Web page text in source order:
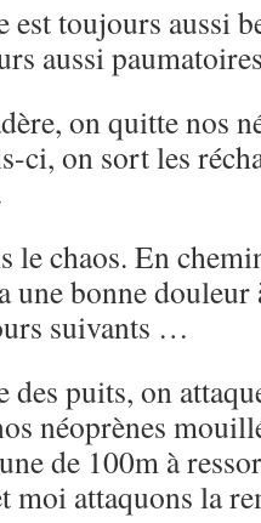
toujours aussi
aussi
on quitte nos
ci, on sort les
le chaos. En
une bonne
suivants …
des puits, on
néoprènes
de 100m à
moi attaquons la